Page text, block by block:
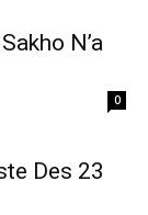
N’a
0
Des 23